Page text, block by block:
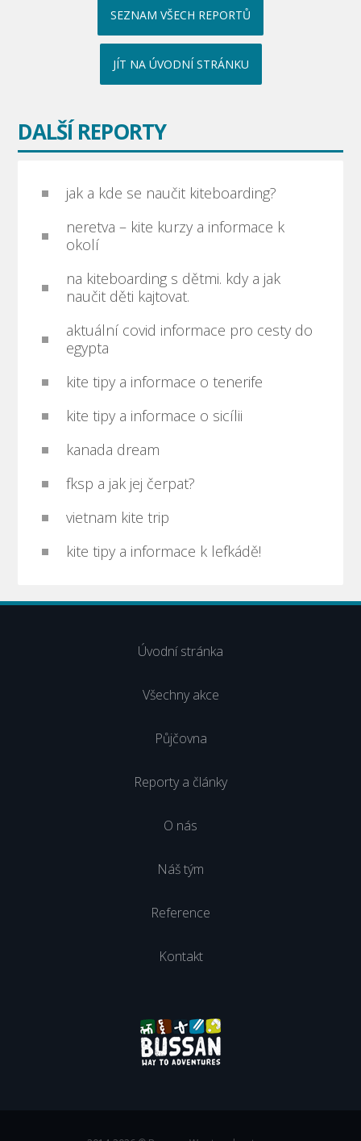
SEZNAM VŠECH REPORTŮ
JÍT NA ÚVODNÍ STRÁNKU
DALŠÍ REPORTY
jak a kde se naučit kiteboarding?
neretva – kite kurzy a informace k
okolí
na kiteboarding s dětmi. kdy a jak
naučit děti kajtovat.
aktuální covid informace pro cesty do
egypta
kite tipy a informace o tenerife
kite tipy a informace o sicílii
kanada dream
fksp a jak jej čerpat?
vietnam kite trip
kite tipy a informace k lefkádě!
Úvodní stránka
Všechny akce
Půjčovna
Reporty a články
O nás
Náš tým
Reference
Kontakt